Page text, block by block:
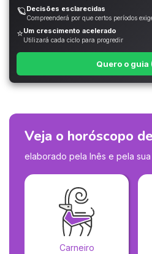
🪐Decisões esclarecidas
Compreenderá por que certos períodos
⭐Um crescimento acelerado
Utilizará cada ciclo para progredir
Quero o
Veja o horóscopo
elaborado pela Inês e pela
Carneiro